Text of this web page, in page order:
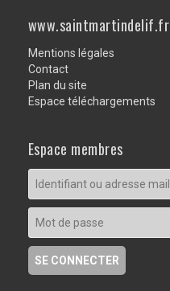
www.saintmartindelif.fr
Mentions légales
Contact
Plan du site
Espace téléchargements
Espace membres